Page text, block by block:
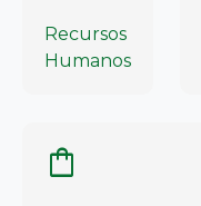
Recursos
Humanos
shopping_bag